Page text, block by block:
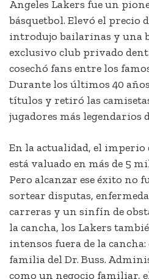
Angeles Lakers fue un
básquetbol. Elevó el precio
introdujo bailarinas y una
exclusivo club privado
cosechó fans entre los
Durante los últimos 40
títulos y retiró las
jugadores más legendarios
En la actualidad, el imperio
está valuado en más de 5
Pero alcanzar ese éxito no
sortear disputas,
carreras y un sinfín de
la cancha, los Lakers
intensos fuera de la
familia del Dr. Buss.
como un negocio familiar,